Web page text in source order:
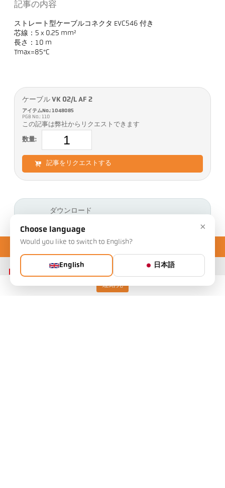
連絡先
記事の内容
ストレート型ケーブルコネクタ EVC546 付き
芯線：5 x 0.25 mm²
長さ：10 m
Tmax=85°C
ケーブル VK 02/L AF 2
アイテムNo.: 1048085
PGB No.: 110
この記事は弊社からリクエストできます
数量:
記事をリクエストする
ダウンロード
×
Choose language
Would you like to switch to English?
English 日本語